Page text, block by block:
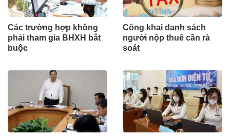
Các trường hợp không
phải tham gia BHXH bắt
buộc
Công khai danh sách
người nộp thuế cần rà
soát